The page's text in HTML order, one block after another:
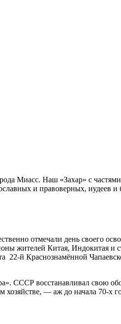
Миасс. Наш «Захар» с
и правоверных,
отмечали день своего
жителей Китая, Индокитая
й Краснознамённой
СССР восстанавливал свою
— аж до начала 70-х